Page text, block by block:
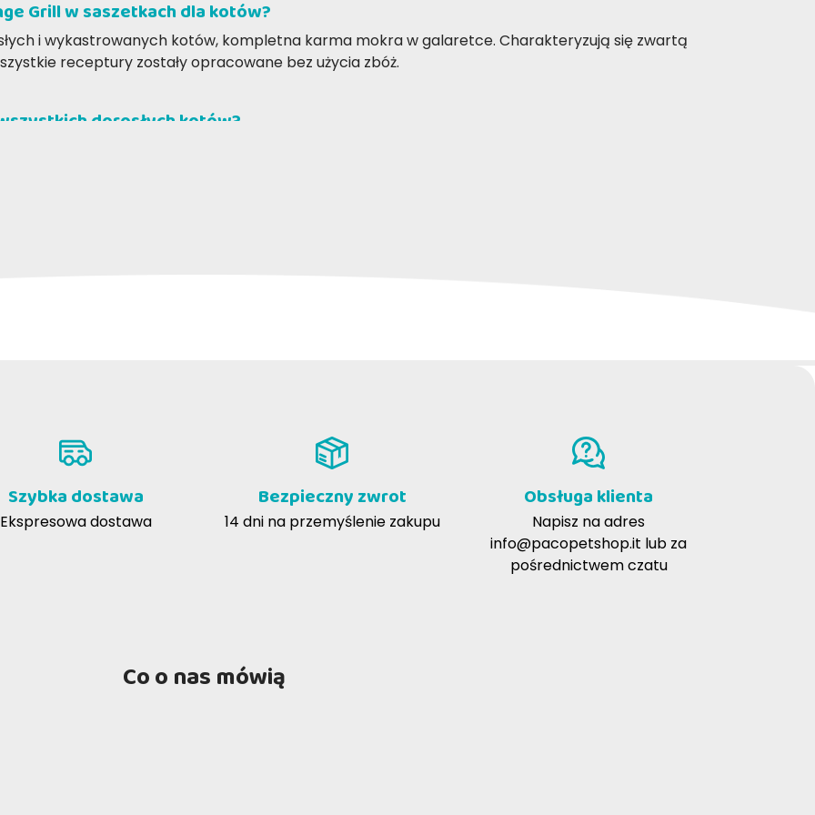
Grill w saszetkach dla kotów?
i wykastrowanych kotów, kompletna karma mokra w galaretce. Charakteryzują się zwartą
receptury zostały opracowane bez użycia zbóż.
dorosłych kotów?
dorosłych kotów, zapewniając im kompletną i zbilansowaną karmę, która zaspokaja ich
odżywczym?
Szybka dostawa
Ekspresowa dostawa
Bezpieczny zwrot
14 dni na przemyślenie zakupu
Obsługa klienta
Napisz na adres
info@pacopetshop.it lub za
pośrednictwem czatu
Co o nas mówią